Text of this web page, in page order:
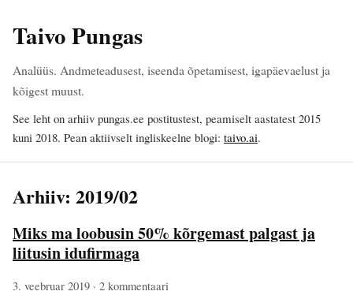
Taivo Pungas
Analüüs. Andmeteadusest, iseenda õpetamisest, igapäevaelust ja
kõigest muust.
See leht on arhiiv pungas.ee postitustest, peamiselt aastatest 2015
kuni 2018. Pean aktiivselt ingliskeelne blogi: taivo.ai.
Arhiiv: 2019/02
Miks ma loobusin 50% kõrgemast palgast ja
liitusin idufirmaga
3. veebruar 2019 · 2 kommentaari